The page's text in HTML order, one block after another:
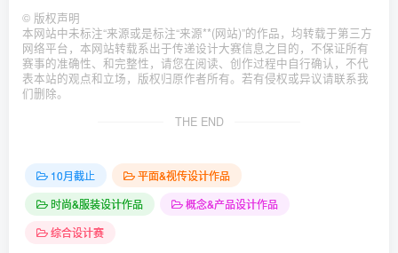
© 版权声明
本网站中未标注“来源或是标注“来源**(网站)”的作品，均转载于第三方
网络平台，本网站转载系出于传递设计大赛信息之目的，不保证所有
赛事的准确性、和完整性，请您在阅读、创作过程中自行确认，不代
表本站的观点和立场，版权归原作者所有。若有侵权或异议请联系我
们删除。
THE END
10月截止
平面&视传设计作品
时尚&服装设计作品
概念&产品设计作品
综合设计赛